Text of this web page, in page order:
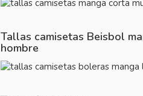
Tallas camisetas Beisbol
hombre